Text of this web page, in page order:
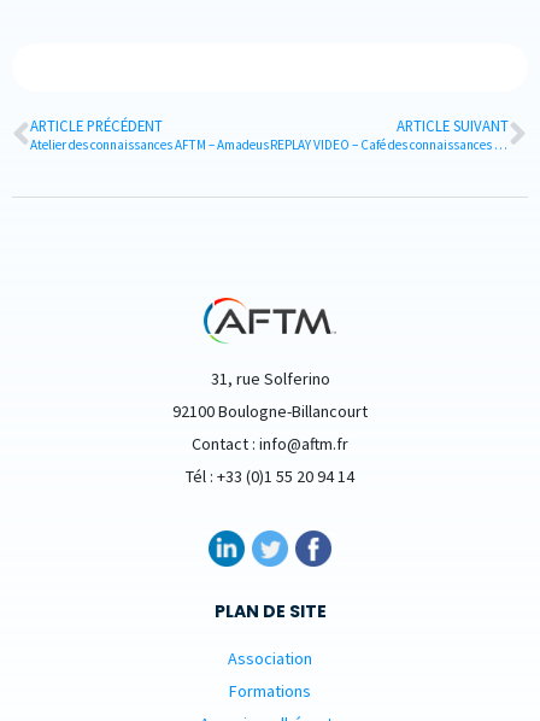
ARTICLE PRÉCÉDENT
Atelier des connaissances AFTM – Amadeus
ARTICLE SUIVANT
REPLAY VIDEO – Café des connaissances AFTM "La data travel : un actif stratégique de l'entreprise " – 24.05.18
31, rue Solferino
92100 Boulogne-Billancourt
Contact : info@aftm.fr
Tél : +33 (0)1 55 20 94 14
PLAN DE SITE
Association
Formations